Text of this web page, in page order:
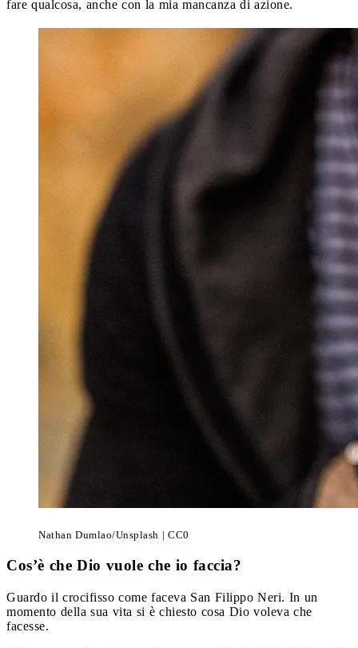
fare qualcosa, anche con la mia mancanza di azione.
Nathan Dumlao/Unsplash | CC0
Cos’è che Dio vuole che io faccia?
Guardo il crocifisso come faceva San Filippo Neri. In un
momento della sua vita si è chiesto cosa Dio voleva che
facesse.